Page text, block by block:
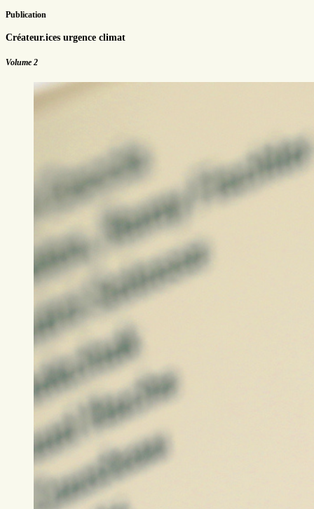
Publication
Créateur.ices urgence climat
Volume 2